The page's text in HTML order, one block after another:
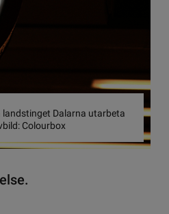
Dalarna utarbeta
Colourbox